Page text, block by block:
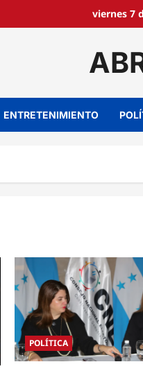
viernes 7
ENTRETENIMIENTO
POLÍTICA